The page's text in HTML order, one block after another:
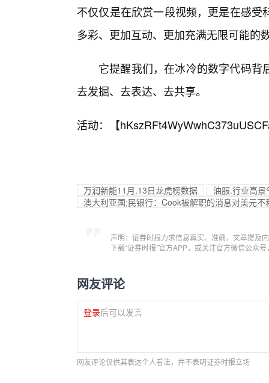
不仅仅是在欣赏一段视频，更是在感
多彩、更加互动、更加充满无限可能的
它提醒我们，在冰冷的数字代码
去发掘、去表达、去共享。
活动：【
万润新能11月.13日龙虎榜数据
油服.行业高
澳大利亚国;民银行：Cook被解职的消息对美元不
声明：证券时报力求信息真实、准确，文章提及
下载“证券时报”官方APP，或关注官方微信公众
网友评论
登录后可以发言
网友评论仅供其表达个人看法，并不表明证券时报立场